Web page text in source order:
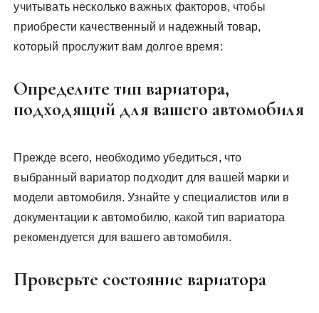
учитывать несколько важных факторов, чтобы
приобрести качественный и надежный товар,
который прослужит вам долгое время:
Определите тип вариатора,
подходящий для вашего автомобиля
Прежде всего, необходимо убедиться, что
выбранный вариатор подходит для вашей марки и
модели автомобиля. Узнайте у специалистов или в
документации к автомобилю, какой тип вариатора
рекомендуется для вашего автомобиля.
Проверьте состояние вариатора